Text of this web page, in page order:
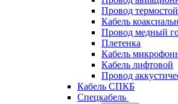
Провод
Кабель
Провод медный
Плетенка
Кабель
Кабель лифтовой
Провод
Кабель СПКБ
Спецкабель